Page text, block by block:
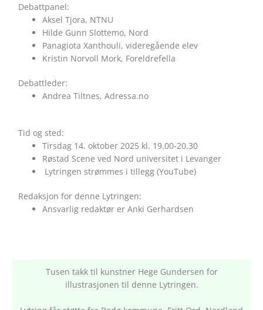
Debattpanel:
Aksel Tjora, NTNU
Hilde Gunn Slottemo, Nord
Panagiota Xanthouli, videregående elev
Kristin Norvoll Mork, Foreldrefella
Debattleder:
Andrea Tiltnes, Adressa.no
Tid og sted:
Tirsdag 14. oktober 2025 kl. 19.00-20.30
Røstad Scene ved Nord universitet i Levanger
Lytringen strømmes i tillegg (YouTube)
Redaksjon for denne Lytringen:
Ansvarlig redaktør er Anki Gerhardsen
Tusen takk til kunstner Hege Gundersen for
illustrasjonen til denne Lytringen.